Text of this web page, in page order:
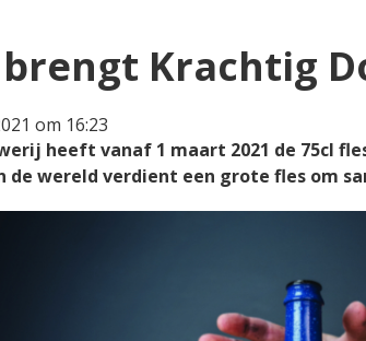
Krachtig
om 16:23
heeft vanaf 1 maart 2021 de 75cl
de wereld verdient een grote fles om